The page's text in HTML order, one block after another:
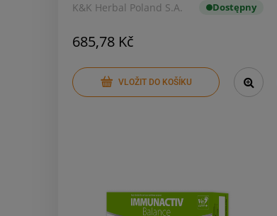
K&K Herbal Poland S.A. Dostępny
685,78 Kč
VLOŽIT DO KOŠÍKU